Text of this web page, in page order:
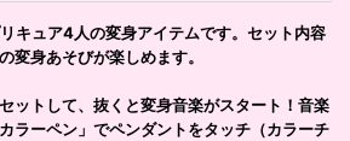
キュア4人の変身アイテムです。セット内容
変身あそびが楽しめます。
ットして、抜くと変身音楽がスタート！音楽
ラーペン」でペンダントをタッチ（カラーチ